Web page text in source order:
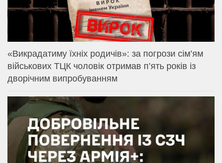
«Викрадатиму їхніх родичів»: за погрози сім’ям
військових ТЦК чоловік отримав п’ять років із
дворічним випробуванням